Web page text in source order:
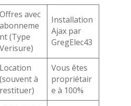
Offres avec
abonneme
nt (Type
Verisure)
Installation
Ajax par
GregElec43
Location
(souvent à
restituer)
Vous êtes
propriétair
e à 100%